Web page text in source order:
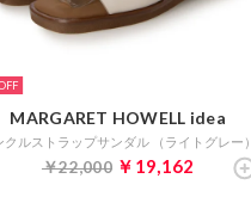
MARGARET HOWELL idea
クルストラップサンダル （ライトグレー）
￥22,000 ￥19,162